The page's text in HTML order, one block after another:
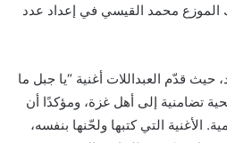
الموزع محمد القيسي في إعداد عدد
قدّم العبداللات أغنية “يا جبل ما
تضامنية إلى أهل غزة، ومؤكدًا أن
الأغنية التي كتبها ولحّنها بنفسه،